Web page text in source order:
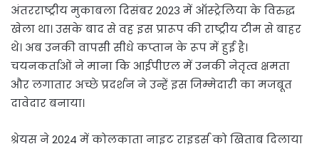
अंतरराष्ट्रीय मुकाबला दिसंबर 2023 में ऑस्ट्रेलिया के विरुद्ध
खेला था। उसके बाद से वह इस प्रारूप की राष्ट्रीय टीम से बाहर
थे। अब उनकी वापसी सीधे कप्तान के रूप में हुई है।
चयनकर्ताओं ने माना कि आईपीएल में उनकी नेतृत्व क्षमता
और लगातार अच्छे प्रदर्शन ने उन्हें इस जिम्मेदारी का मजबूत
दावेदार बनाया।
श्रेयस ने 2024 में कोलकाता नाइट राइडर्स को खिताब दिलाया